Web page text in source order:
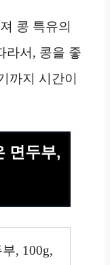
콩 특유의
라서, 콩을 좋
까지 시간이
면두부,
, 100g,